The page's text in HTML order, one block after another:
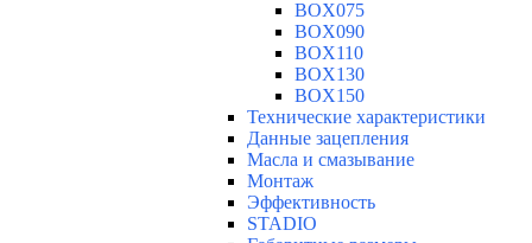
BOX075
BOX090
BOX110
BOX130
BOX150
Технические характеристики
Данные зацепления
Масла и смазывание
Монтаж
Эффективность
STADIO